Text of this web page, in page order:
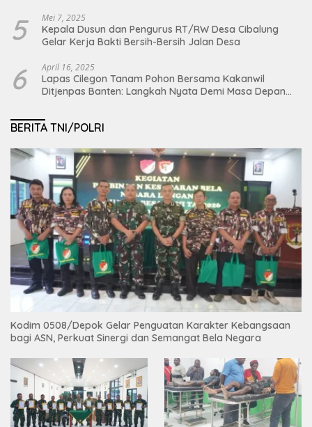
5 Mei 7, 2025
Kepala Dusun dan Pengurus RT/RW Desa Cibalung
Gelar Kerja Bakti Bersih-Bersih Jalan Desa
6 April 16, 2025
Lapas Cilegon Tanam Pohon Bersama Kakanwil
Ditjenpas Banten: Langkah Nyata Demi Masa Depan
BERITA TNI/POLRI
Kodim 0508/Depok Gelar Penguatan Karakter Kebangsaan
bagi ASN, Perkuat Sinergi dan Semangat Bela Negara